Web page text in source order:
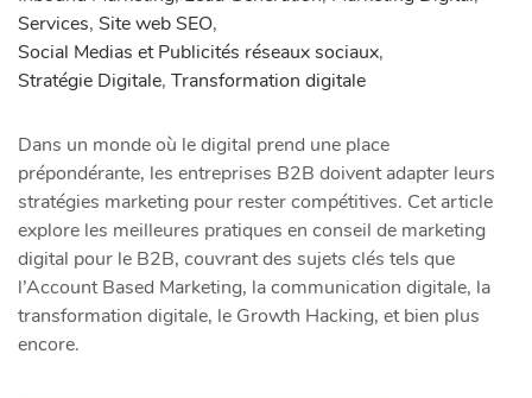
Services, Site web SEO,
Social Medias et Publicités réseaux sociaux,
Stratégie Digitale, Transformation digitale
Dans un monde où le digital prend une place
prépondérante, les entreprises B2B doivent adapter leurs
stratégies marketing pour rester compétitives. Cet article
explore les meilleures pratiques en conseil de marketing
digital pour le B2B, couvrant des sujets clés tels que
l’Account Based Marketing, la communication digitale, la
transformation digitale, le Growth Hacking, et bien plus
encore.